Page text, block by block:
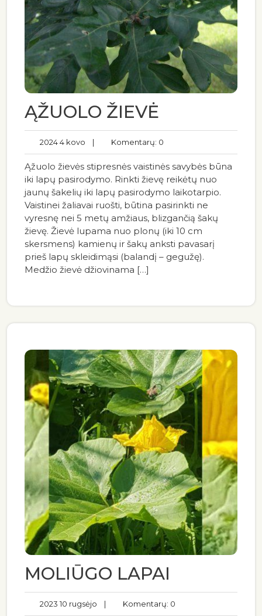
ĄŽUOLO ŽIEVĖ
2024 4 kovo | Komentarų: 0
Ąžuolo žievės stipresnės vaistinės savybės būna
iki lapų pasirodymo. Rinkti žievę reikėtų nuo
jaunų šakelių iki lapų pasirodymo laikotarpio.
Vaistinei žaliavai ruošti, būtina pasirinkti ne
vyresnę nei 5 metų amžiaus, blizgančią šakų
žievę. Žievė lupama nuo plonų (iki 10 cm
skersmens) kamienų ir šakų anksti pavasarį
prieš lapų skleidimąsi (balandį – gegužę).
Medžio žievė džiovinama […]
MOLIŪGO LAPAI
2023 10 rugsėjo | Komentarų: 0